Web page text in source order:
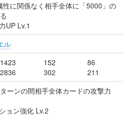
性に関係なく相手全体に「5000」の
UP Lv.1
ル
1423
2836
152
302
86
211
ーンの間相手全体カードの攻撃力
ョン強化 Lv.2